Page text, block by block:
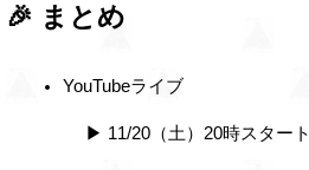
🎉 まとめ
YouTubeライブ
▶ 11/20（土）20時スタート